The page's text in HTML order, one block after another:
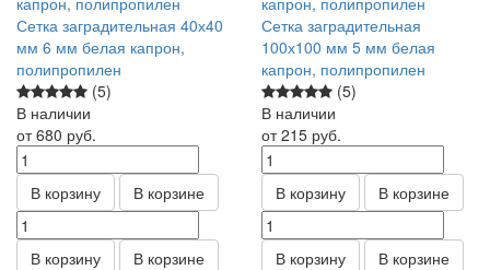
Сетка заградительная 40х40
мм 6 мм белая капрон,
полипропилен
(5)
В наличии
от 680 руб.
В корзину В корзине
В корзину В корзине
Сетка заградительная
100х100 мм 5 мм белая
капрон, полипропилен
(5)
В наличии
от 215 руб.
В корзину В корзине
В корзину В корзине